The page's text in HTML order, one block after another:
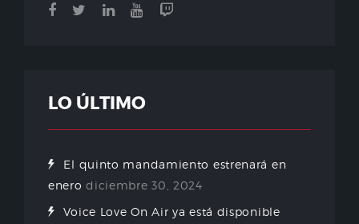
LO ÚLTIMO
El quinto mandamiento estrenará en
enero diciembre 30, 2024
Voice Love On Air ya está disponible